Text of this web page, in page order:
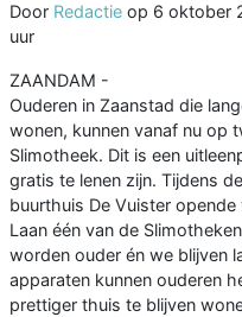
Door Redactie op 6 oktober
uur
ZAANDAM -
Ouderen in Zaanstad die
wonen, kunnen vanaf nu op
Slimotheek. Dit is een
gratis te lenen zijn. Tijdens
buurthuis De Vuister
Laan één van de
worden ouder én we blijven
apparaten kunnen ouderen
prettiger thuis te blijven